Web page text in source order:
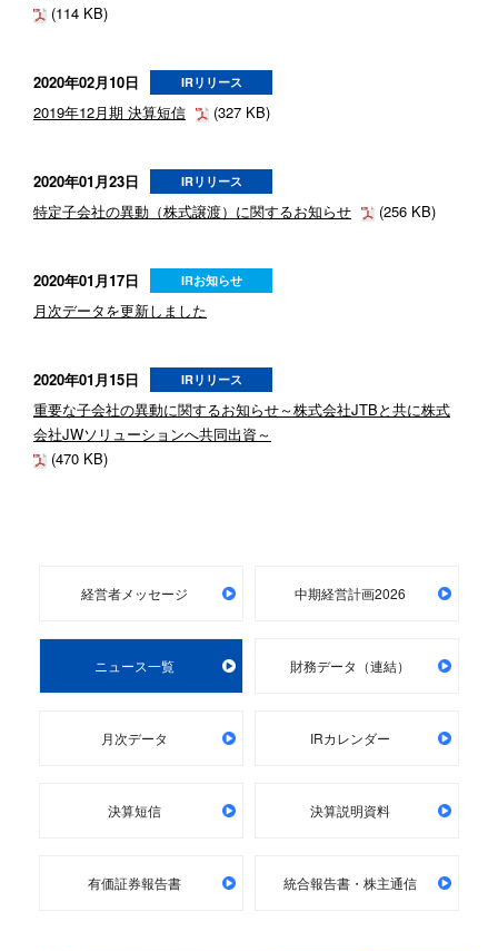
(114 KB)
2020年02月10日 IRリリース
2019年12月期 決算短信 (327 KB)
2020年01月23日 IRリリース
特定子会社の異動（株式譲渡）に関するお知らせ (256 KB)
2020年01月17日 IRお知らせ
月次データを更新しました
2020年01月15日 IRリリース
重要な子会社の異動に関するお知らせ～株式会社JTBと共に株式
会社JWソリューションへ共同出資～
(470 KB)
経営者メッセージ 中期経営計画2026
ニュース一覧 財務データ（連結）
月次データ IRカレンダー
決算短信 決算説明資料
有価証券報告書 統合報告書・株主通信